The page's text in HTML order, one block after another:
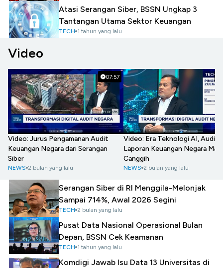
Atasi Serangan Siber, BSSN Ungkap 3
Tantangan Utama Sektor Keuangan
TECH 1 tahun yang lalu
Video
07:57
Video: Jurus Pengamanan Audit
Keuangan Negara dari Serangan
Siber
NEWS 2 bulan yang lalu
Video: Era Teknologi AI, Audit
Laporan Keuangan Negara
Canggih
NEWS 2 bulan yang lalu
Serangan Siber di RI Menggila-Melonjak
Sampai 714%, Awal 2026 Segini
TECH 2 bulan yang lalu
Pusat Data Nasional Operasional Bulan
Depan, BSSN Cek Keamanan
TECH 1 tahun yang lalu
Komdigi Jawab Isu Data 13 Universitas di